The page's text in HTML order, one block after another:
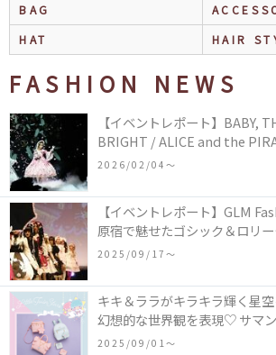
BAG
HAT
HAIR
FASHION NEWS
【イベントレポート】BABY,
BRIGHT / ALICE and the
COLLECTION in TOKYO
2026/02/04〜
【イベントレポート】GLM
原宿で魅せたゴシック＆ロリ
2025/09/17〜
キキ＆ララがキラキラ輝く星空
幻想的な世界観を表現♡ サマ
ツインスターズ』50周年アニ
2025/09/01〜